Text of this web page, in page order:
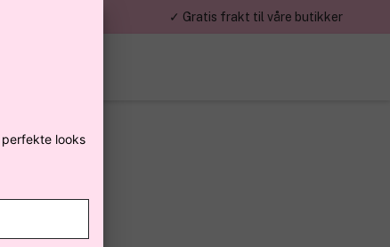
✓ Gratis frakt til våre butikker
looks